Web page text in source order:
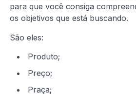
para que você consiga
os objetivos que está buscando.
São eles:
Produto;
Preço;
Praça;